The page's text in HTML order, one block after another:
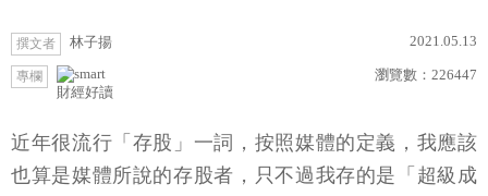
撰文者 林子揚 2021.05.13
專欄
財經好讀
瀏覽數： 226447
近年很流行「存股」一詞，按照媒體的定義，我應該
也算是媒體所說的存股者，只不過我存的是「超級成